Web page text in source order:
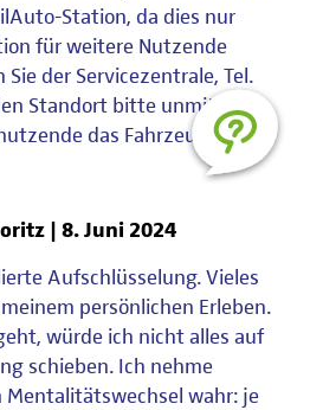
Station, da dies nur
für weitere Nutzende
Sie der Servicezentrale, Tel.
Standort bitte unmittelbar
das Fahrzeug auch
| 8. Juni 2024
Aufschlüsselung. Vieles
persönlichen Erleben.
würde ich nicht alles auf
schieben. Ich nehme
Mentalitätswechsel wahr: je